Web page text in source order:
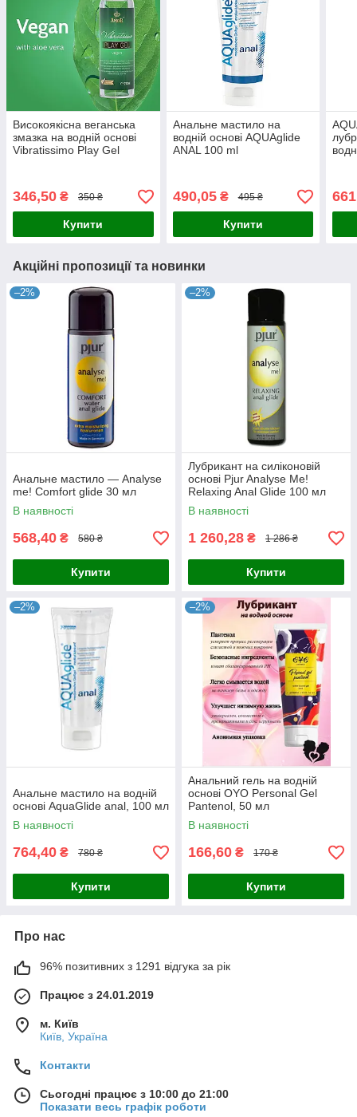
Високоякісна веганська
змазка на водній основі
Vibratissimo Play Gel
346,50 ₴ 350 ₴
Купити
Анальне мастило на
водній основі AQUAglide
ANAL 100 ml
490,05₴ 495 ₴
Купити
Акційні пропозиції та новинки
–2%
Анальне мастило — Analyse
me! Comfort glide 30 мл
В наявності
568,40 ₴ 580 ₴
Купити
–2%
Лубрикант на силіконовій
основі Pjur Analyse Me!
Relaxing Anal Glide 100 мл
В наявності
1 260,28 ₴ 1 286 ₴
Купити
–2%
Анальне мастило на водній
основі AquaGlide anal, 100 мл
В наявності
764,40 ₴ 780 ₴
Купити
–2%
Анальний гель на водній
основі OYO Personal Gel
Pantenol, 50 мл
В наявності
166,60 ₴ 170 ₴
Купити
Про нас
96% позитивних з 1291 відгука за рік
Працює з 24.01.2019
м. Київ
Київ, Україна
Контакти
Сьогодні працює з 10:00 до 21:00
Показати весь графік роботи